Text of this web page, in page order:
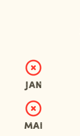
Jan
Mai